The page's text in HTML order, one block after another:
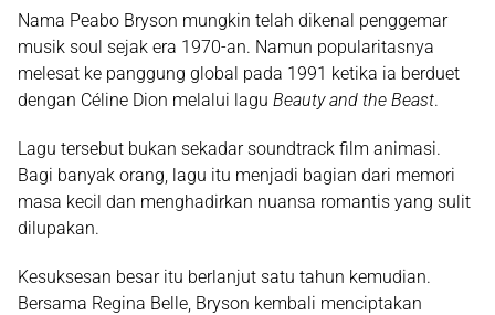
Nama Peabo Bryson mungkin telah dikenal penggemar
musik soul sejak era 1970-an. Namun popularitasnya
melesat ke panggung global pada 1991 ketika ia berduet
dengan Céline Dion melalui lagu Beauty and the Beast.
Lagu tersebut bukan sekadar soundtrack film animasi.
Bagi banyak orang, lagu itu menjadi bagian dari memori
masa kecil dan menghadirkan nuansa romantis yang sulit
dilupakan.
Kesuksesan besar itu berlanjut satu tahun kemudian.
Bersama Regina Belle, Bryson kembali menciptakan